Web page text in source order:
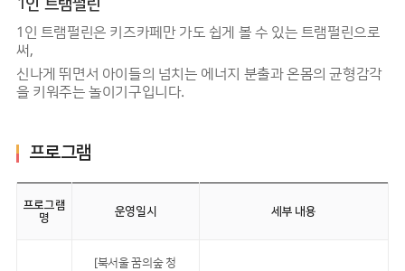
1인 트램펄린
1인 트램펄린은 키즈카페만 가도 쉽게 볼 수 있는 트램펄린으로
써,
신나게 뛰면서 아이들의 넘치는 에너지 분출과 온몸의 균형감각
을 키워주는 놀이기구입니다.
프로그램
프로그램
명
운영일시 세부 내용
[북서울 꿈의숲 청